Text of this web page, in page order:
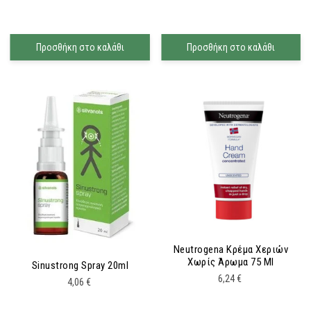
Προσθήκη στο καλάθι Προσθήκη στο καλάθι
Sinustrong Spray 20ml
4,06 €
Neutrogena Κρέμα Χεριών
Χωρίς Άρωμα 75 Ml
6,24€